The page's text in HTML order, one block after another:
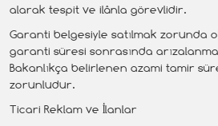
alarak tespit ve ilânla görevlidir.
Garanti belgesiyle satılmak zorunda
garanti süresi sonrasında
Bakanlıkça belirlenen azami tamir
zorunludur.
Ticari Reklam ve İlanlar